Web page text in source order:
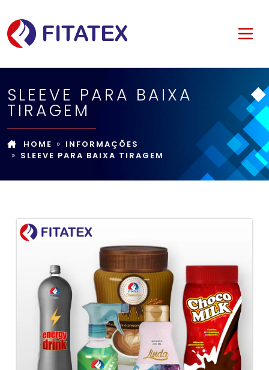
SLEEVE PARA BAIXA
TIRAGEM
HOME
INFORMAÇÕES
SLEEVE PARA BAIXA TIRAGEM